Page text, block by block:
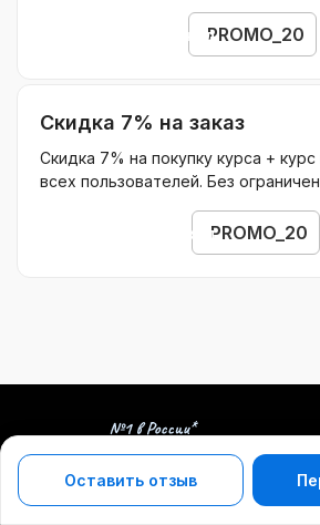
Оставить отзыв
нужно до конца текущего месяца
PROMO_20
Открыть промокод
Скидка 7% на заказ
Скидка 7% на покупку курса +
всех пользователей. Без
Действует на все товары. Без
PROMO_20
Открыть промокод
Популярные школы